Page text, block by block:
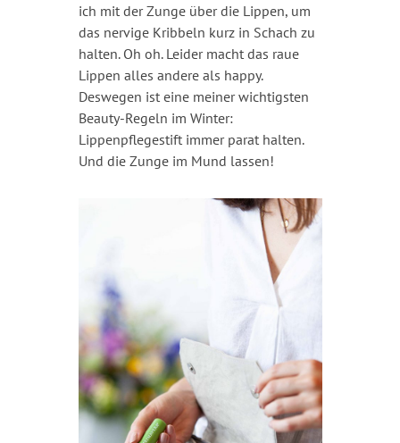
ich mit der Zunge über die Lippen, um
das nervige Kribbeln kurz in Schach zu
halten. Oh oh. Leider macht das raue
Lippen alles andere als happy.
Deswegen ist eine meiner wichtigsten
Beauty-Regeln im Winter:
Lippenpflegestift immer parat halten.
Und die Zunge im Mund lassen!